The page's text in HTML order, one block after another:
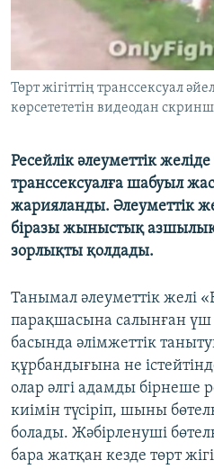
Басқа тілдерде
Төрт жігіттің транссексуал
көрсетететін видеодан
Ресейлік әлеуметтік желіде
транссексуалға шабуыл
жарияланды. Әлеуметтік
біразы жыныстық
зорлықты қолдады.
Танымал әлеуметтік желі
парақшасына салынған үш
басында әлімжеттік
құрбандығына не
олар әлгі адамды бірнеше
киімін түсіріп, шыны
болады. Жәбірленуші
бара жатқан кезде төрт